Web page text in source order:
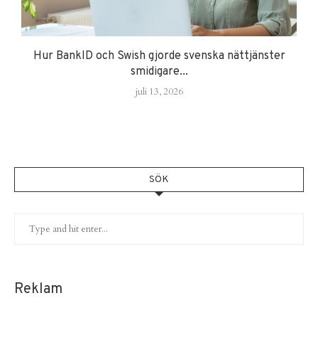
Hur BankID och Swish gjorde svenska nättjänster
smidigare...
juli 13, 2026
SÖK
Reklam